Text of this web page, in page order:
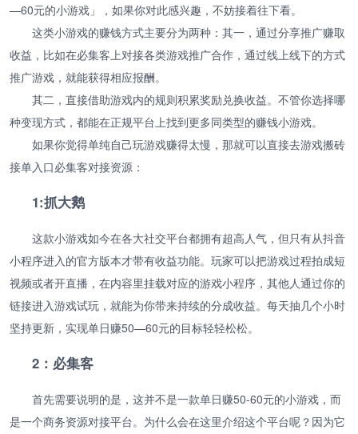
—60元的小游戏」，如果你对此感兴趣，不妨接着往下看。
这类小游戏的赚钱方式主要分为两种：其一，通过分享推广赚取
收益，比如在必集客上对接各类游戏推广合作，通过线上线下的方式
推广游戏，就能获得相应报酬。
其二，直接借助游戏内的规则积累奖励兑换收益。不管你选择哪
种变现方式，都能在正规平台上找到更多同类型的赚钱小游戏。
如果你觉得单纯自己玩游戏赚得太慢，那就可以直接去游戏搬砖
接单入口必集客对接资源：
1:抓大鹅
这款小游戏如今在各大社交平台都拥有超高人气，但只有从抖音
小程序进入的官方版本才带有收益功能。玩家可以把游戏过程拍成短
视频或者开直播，在内容里挂载对应的游戏小程序，其他人通过你的
链接进入游戏试玩，就能为你带来持续的分成收益。每天抽几个小时
坚持更新，实现单日赚50—60元的目标轻轻松松。
2：必集客
首先需要说明的是，这并不是一款单日赚50-60元的小游戏，而
是一个商务资源对接平台。为什么会在这里介绍这个平台呢？因为它